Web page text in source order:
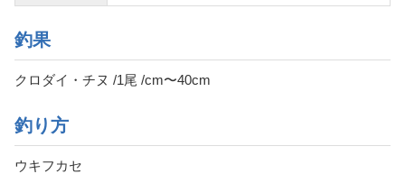
釣果
クロダイ・チヌ /1尾 /cm〜40cm
釣り方
ウキフカセ